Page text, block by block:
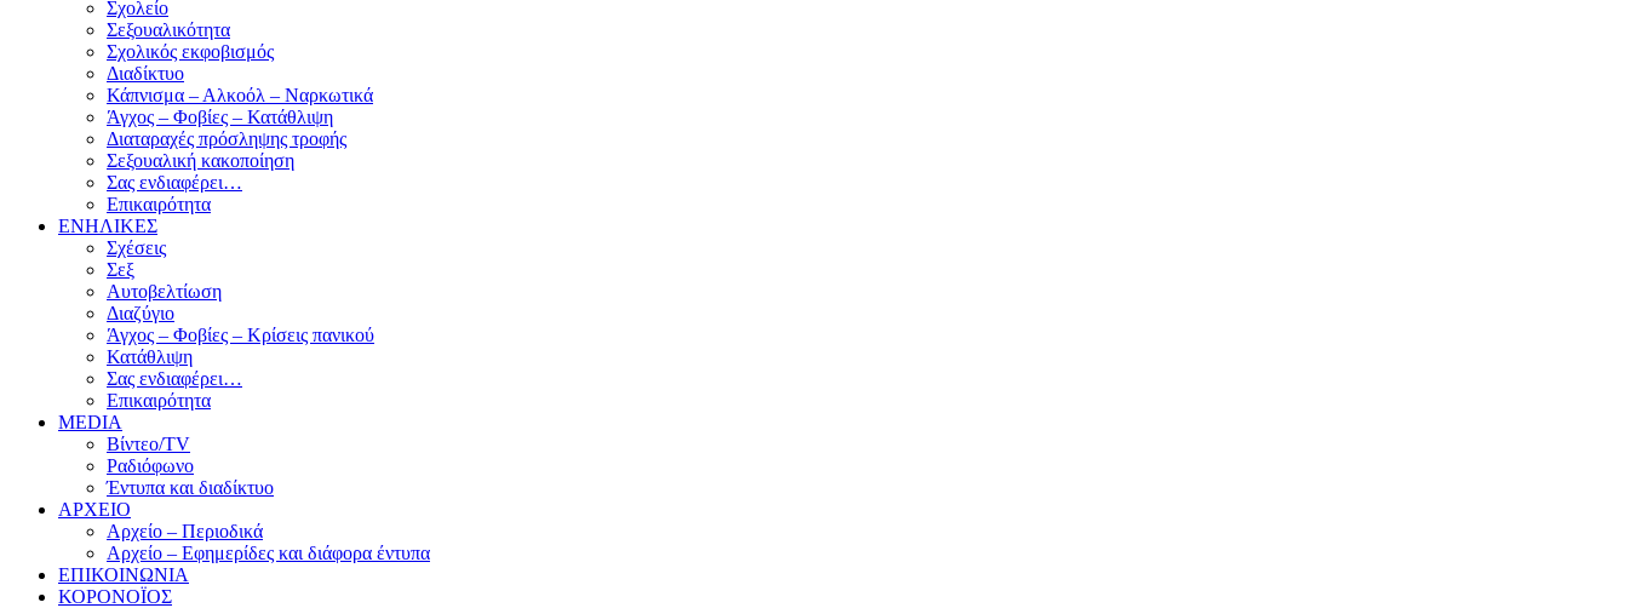
Σχολείο
Σεξουαλικότητα
Σχολικός εκφοβισμός
Διαδίκτυο
Κάπνισμα – Αλκοόλ – Ναρκωτικά
Άγχος – Φοβίες – Κατάθλιψη
Διαταραχές πρόσληψης τροφής
Σεξουαλική κακοποίηση
Σας ενδιαφέρει…
Επικαιρότητα
ΕΝΗΛΙΚΕΣ
Σχέσεις
Σεξ
Αυτοβελτίωση
Διαζύγιο
Άγχος – Φοβίες – Κρίσεις πανικού
Κατάθλιψη
Σας ενδιαφέρει…
Επικαιρότητα
MEDIA
Βίντεο/TV
Ραδιόφωνο
Έντυπα και διαδίκτυο
ΑΡΧΕΙΟ
Αρχείο – Περιοδικά
Αρχείο – Εφημερίδες και διάφορα έντυπα
ΕΠΙΚΟΙΝΩΝΙΑ
ΚΟΡΟΝΟΪΟΣ